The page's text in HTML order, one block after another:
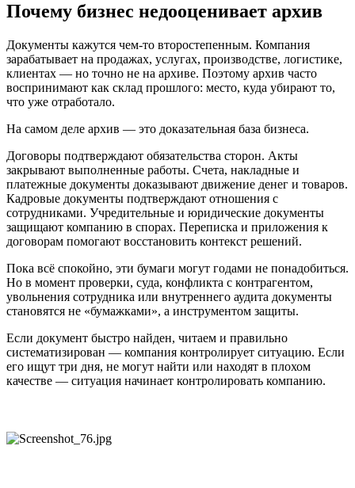
Почему бизнес недооценивает архив
Документы кажутся чем-то второстепенным. Компания
зарабатывает на продажах, услугах, производстве, логистике,
клиентах — но точно не на архиве. Поэтому архив часто
воспринимают как склад прошлого: место, куда убирают то,
что уже отработало.
На самом деле архив — это доказательная база бизнеса.
Договоры подтверждают обязательства сторон. Акты
закрывают выполненные работы. Счета, накладные и
платежные документы доказывают движение денег и товаров.
Кадровые документы подтверждают отношения с
сотрудниками. Учредительные и юридические документы
защищают компанию в спорах. Переписка и приложения к
договорам помогают восстановить контекст решений.
Пока всё спокойно, эти бумаги могут годами не понадобиться.
Но в момент проверки, суда, конфликта с контрагентом,
увольнения сотрудника или внутреннего аудита документы
становятся не «бумажками», а инструментом защиты.
Если документ быстро найден, читаем и правильно
систематизирован — компания контролирует ситуацию. Если
его ищут три дня, не могут найти или находят в плохом
качестве — ситуация начинает контролировать компанию.